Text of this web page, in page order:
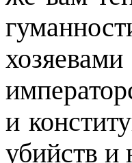
и
убийств